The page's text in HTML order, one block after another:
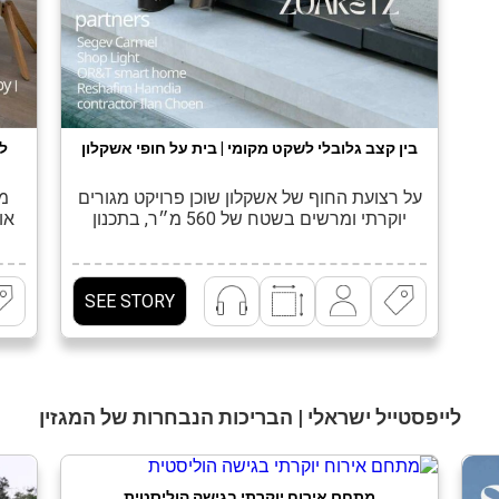
את
בין קצב גלובלי לשקט מקומי | בית על חופי אשקלון
על רצועת החוף של אשקלון שוכן פרויקט מגורים
יוקרתי ומרשים בשטח של 560 מ״ר, בתכנון
הבית מציע פרשנות עכשווית ומדויקת לבית
משפחתי – כזה שמעניק לכל אחד מבני
המשפחה אינטימיות ושקט, ובו בזמן יוצר מרחב
פתוח, נדיב ובעל נוכחות, המזמין לאירוח, לרוגע
ולהנאה משותפת. […]
SEE STORY
לייפסטייל ישראלי | הבריכות הנבחרות של המגזין